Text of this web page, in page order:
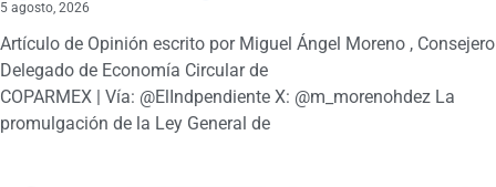
5 agosto, 2026
Artículo de Opinión escrito por Miguel Ángel Moreno , Consejero
Delegado de Economía Circular de
COPARMEX | Vía: @ElIndpendiente X: @m_morenohdez La
promulgación de la Ley General de